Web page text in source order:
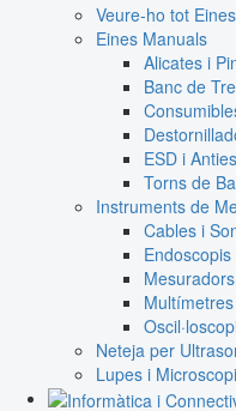
Veure-ho tot
Eines Manuals
Alicates i
Banc de
ESD i
Torns de
Instruments de
Cables i
Multímetres
Neteja per
Lupes i